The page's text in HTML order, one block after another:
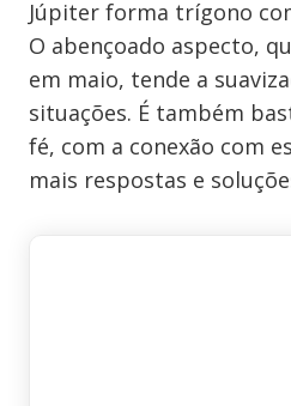
Júpiter forma trígono
O abençoado aspecto,
em maio, tende a
situações. É também
fé, com a conexão com
mais respostas e